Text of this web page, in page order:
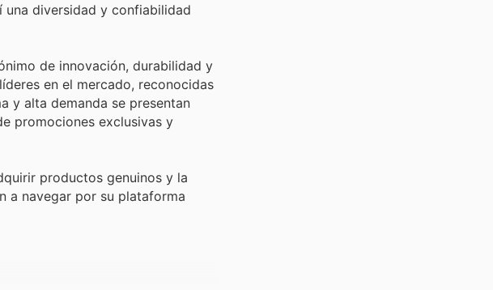
una diversidad y confiabilidad
de innovación, durabilidad y
en el mercado, reconocidas
y alta demanda se presentan
promociones exclusivas y
productos genuinos y la
a navegar por su plataforma